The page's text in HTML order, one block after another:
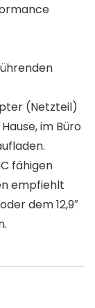
(Netzteil)
im Büro
fähigen
empfiehlt
dem 12,9″